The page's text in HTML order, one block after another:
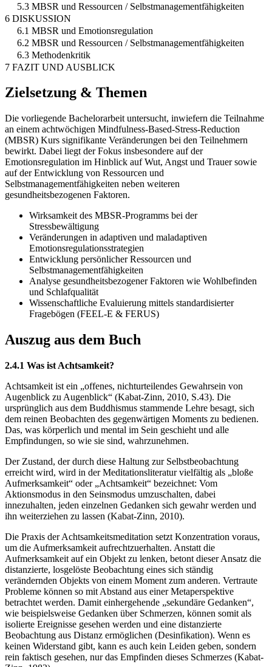
5.3 MBSR und Ressourcen / Selbstmanagementfähigkeiten
6 DISKUSSION
6.1 MBSR und Emotionsregulation
6.2 MBSR und Ressourcen / Selbstmanagementfähigkeiten
6.3 Methodenkritik
7 FAZIT UND AUSBLICK
Zielsetzung & Themen
Die vorliegende Bachelorarbeit untersucht, inwiefern die Teilnahme
an einem achtwöchigen Mindfulness-Based-Stress-Reduction
(MBSR) Kurs signifikante Veränderungen bei den Teilnehmern
bewirkt. Dabei liegt der Fokus insbesondere auf der
Emotionsregulation im Hinblick auf Wut, Angst und Trauer sowie
auf der Entwicklung von Ressourcen und
Selbstmanagementfähigkeiten neben weiteren
gesundheitsbezogenen Faktoren.
Wirksamkeit des MBSR-Programms bei der
Stressbewältigung
Veränderungen in adaptiven und maladaptiven
Emotionsregulationsstrategien
Entwicklung persönlicher Ressourcen und
Selbstmanagementfähigkeiten
Analyse gesundheitsbezogener Faktoren wie Wohlbefinden
und Schlafqualität
Wissenschaftliche Evaluierung mittels standardisierter
Fragebögen (FEEL-E & FERUS)
Auszug aus dem Buch
2.4.1 Was ist Achtsamkeit?
Achtsamkeit ist ein „offenes, nichturteilendes Gewahrsein von
Augenblick zu Augenblick“ (Kabat-Zinn, 2010, S.43). Die
ursprünglich aus dem Buddhismus stammende Lehre besagt, sich
dem reinen Beobachten des gegenwärtigen Moments zu bedienen.
Das, was körperlich und mental im Sein geschieht und alle
Empfindungen, so wie sie sind, wahrzunehmen.
Der Zustand, der durch diese Haltung zur Selbstbeobachtung
erreicht wird, wird in der Meditationsliteratur vielfältig als „bloße
Aufmerksamkeit“ oder „Achtsamkeit“ bezeichnet: Vom
Aktionsmodus in den Seinsmodus umzuschalten, dabei
innezuhalten, jeden einzelnen Gedanken sich gewahr werden und
ihn weiterziehen zu lassen (Kabat-Zinn, 2010).
Die Praxis der Achtsamkeitsmeditation setzt Konzentration voraus,
um die Aufmerksamkeit aufrechtzuerhalten. Anstatt die
Aufmerksamkeit auf ein Objekt zu lenken, betont dieser Ansatz die
distanzierte, losgelöste Beobachtung eines sich ständig
verändernden Objekts von einem Moment zum anderen. Vertraute
Probleme können so mit Abstand aus einer Metaperspektive
betrachtet werden. Damit einhergehende „sekundäre Gedanken“,
wie beispielsweise Gedanken über Schmerzen, können somit als
isolierte Ereignisse gesehen werden und eine distanzierte
Beobachtung aus Distanz ermöglichen (Desinfikation). Wenn es
keinen Widerstand gibt, kann es auch kein Leiden geben, sondern
rein faktisch gesehen, nur das Empfinden dieses Schmerzes (Kabat-